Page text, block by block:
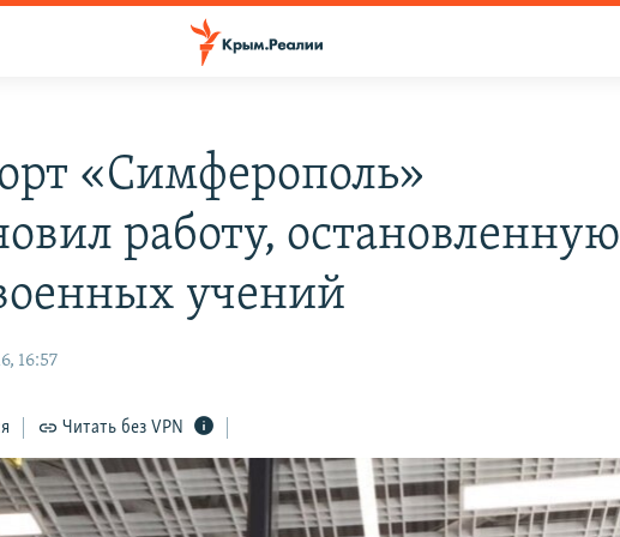
«Симферополь»
работу, остановленную
учений
16:57
Читать без VPN